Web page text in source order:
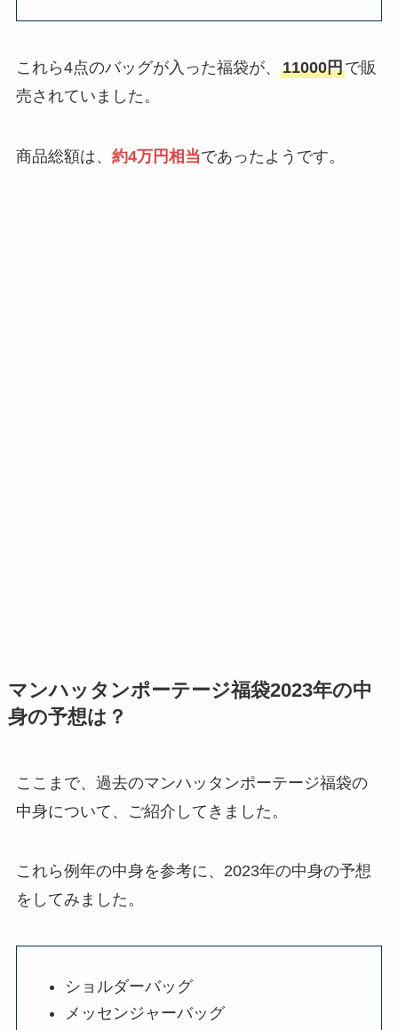
これら4点のバッグが入った福袋が、 11000円で販
売されていました。
商品総額は、 約4万円相当であったようです。
マンハッタンポーテージ福袋2023年の中
身の予想は？
ここまで、過去のマンハッタンポーテージ福袋の
中身について、ご紹介してきました。
これら例年の中身を参考に、2023年の中身の予想
をしてみました。
ショルダーバッグ
メッセンジャーバッグ